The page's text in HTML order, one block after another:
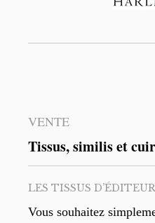
VENTE
Tissus, similis et
LES TISSUS
Vous souhaitez